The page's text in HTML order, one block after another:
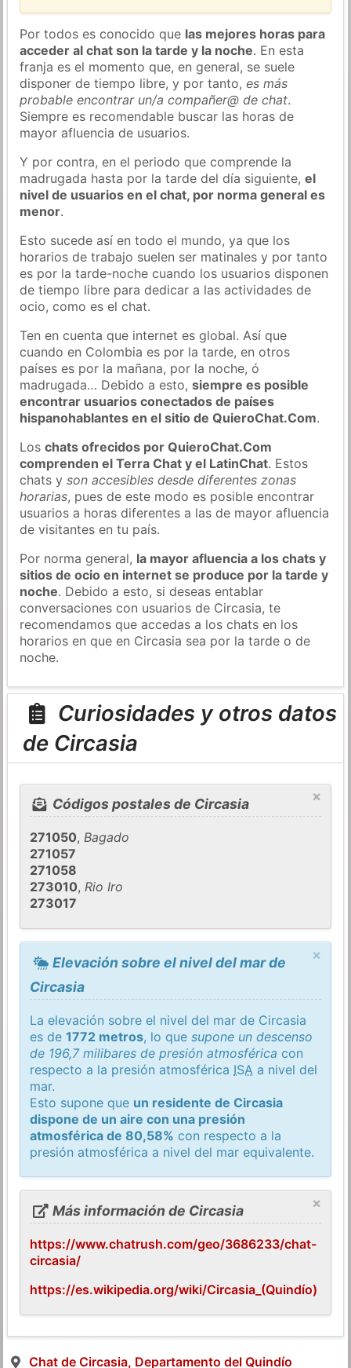
Por todos es conocido que las mejores horas para
acceder al chat son la tarde y la noche. En esta
franja es el momento que, en general, se suele
disponer de tiempo libre, y por tanto,es más
probable encontrar un/a compañer@ de chat.
Siempre es recomendable buscar las horas de
mayor afluencia de usuarios.
Y por contra, en el periodo que comprende la
madrugada hasta por la tarde del día siguiente,el
nivel de usuarios en el chat, por norma general es
menor.
Esto sucede así en todo el mundo, ya que los
horarios de trabajo suelen ser matinales y por tanto
es por la tarde-noche cuando los usuarios disponen
de tiempo libre para dedicar a las actividades de
ocio, como es el chat.
Ten en cuenta que internet es global. Así que
cuando en Colombia es por la tarde, en otros
países es por la mañana, por la noche, ó
madrugada… Debido a esto,siempre es posible
encontrar usuarios conectados de países
hispanohablantes en el sitio de QuieroChat.Com.
Loschats ofrecidos por QuieroChat.Com
comprenden el Terra Chat y el LatinChat. Estos
chats yson accesibles desde diferentes zonas
horarias, pues de este modo es posible encontrar
usuarios a horas diferentes a las de mayor afluencia
de visitantes en tu país.
Por norma general, la mayor afluencia a los chats y
sitios de ocio en internet se produce por la tarde y
noche. Debido a esto, si deseas entablar
conversaciones con usuarios de Circasia, te
recomendamos que accedas a los chats en los
horarios en que en Circasia sea por la tarde o de
noche.
Curiosidades y otros datos
de Circasia
×
Códigos postales de Circasia
271050,Bagado
271057
271058
273010,Rio Iro
273017
×
Elevación sobre el nivel del mar de
Circasia
La elevación sobre el nivel del mar de Circasia
es de1772 metros, lo quesupone un descenso
de 196,7 milibares de presión atmosférica con
respecto a la presión atmosférica ISA a nivel del
mar.
Esto supone que un residente de Circasia
dispone de un aire con una presión
atmosférica de 80,58% con respecto a la
presión atmosférica a nivel del mar equivalente.
×
Más información de Circasia
https://www.chatrush.com/geo/3686233/chat-
circasia/
https://es.wikipedia.org/wiki/Circasia_(Quindío)
Chat de Circasia, Departamento del Quindío